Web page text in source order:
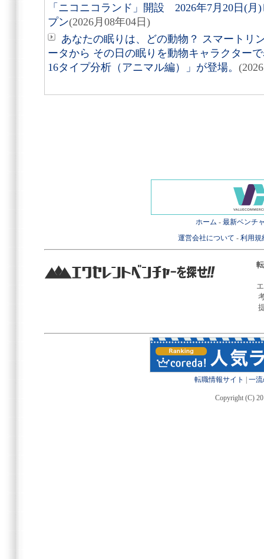
「ニコニコランド」開設 2026年7月20日(
プン(2026月08年04日)
あなたの眠りは、どの動物？ スマートリ
ータから その日の眠りを動物キャラクター
16タイプ分析（アニマル編）」が登場。
ホーム - 最新ベンチ
運営会社について - 利用規
転職情報サイト 一
Copyright (C)